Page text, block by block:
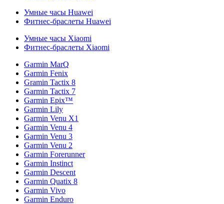
Умные часы Huawei
Фитнес-браслеты Huawei
Умные часы Xiaomi
Фитнес-браслеты Xiaomi
Garmin MarQ
Garmin Fenix
Gramin Tactix 8
Garmin Tactix 7
Garmin Epix™
Garmin Lily
Garmin Venu X1
Garmin Venu 4
Garmin Venu 3
Garmin Venu 2
Garmin Forerunner
Garmin Instinct
Garmin Descent
Garmin Quatix 8
Garmin Vivo
Garmin Enduro